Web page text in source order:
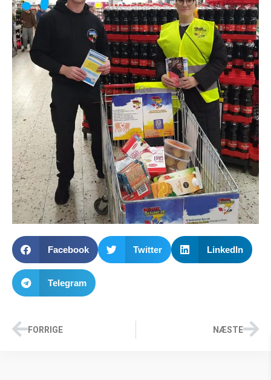
Facebook Twitter LinkedIn
Telegram
FORRIGE NÆSTE